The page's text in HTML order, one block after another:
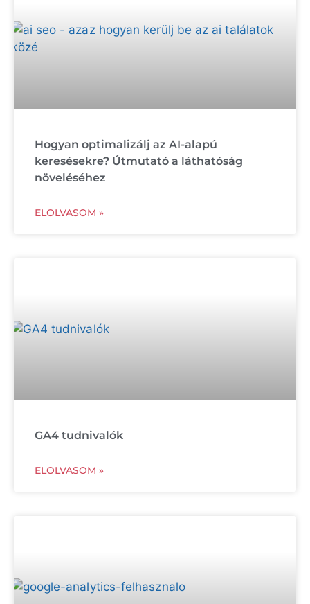
Hogyan optimalizálj az AI-alapú
keresésekre? Útmutató a láthatóság
növeléséhez
ELOLVASOM »
GA4 tudnivalók
ELOLVASOM »